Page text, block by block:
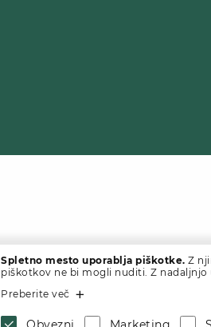
Spletno mesto uporablja piškotke. Z
piškotkov ne bi mogli nuditi. Z
Preberite več